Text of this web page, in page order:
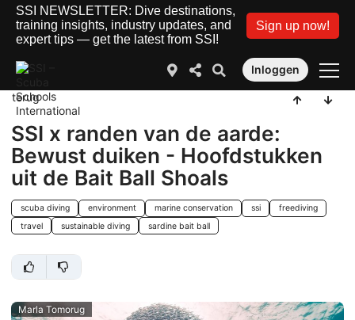
SSI NEWSLETTER: Dive destinations,
training insights, industry updates, and
expert tips — get the latest from SSI!
Sign up now!
Inloggen
terug
SSI x randen van de aarde:
Bewust duiken - Hoofdstukken
uit de Bait Ball Shoals
scuba diving environment marine conservation ssi
freediving
travel
sustainable diving sardine bait ball
Marla Tomorug